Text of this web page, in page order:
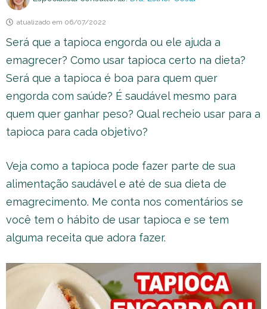
atualizado em 06/07/2022
Será que a tapioca engorda ou ele ajuda a
emagrecer? Como usar tapioca certo na dieta?
Será que a tapioca é boa para quem quer
engorda com saúde? É saudável mesmo para
quem quer ganhar peso? Qual recheio usar para a
tapioca para cada objetivo?
Veja como a tapioca pode fazer parte de sua
alimentação saudável e até de sua dieta de
emagrecimento. Me conta nos comentários se
você tem o hábito de usar tapioca e se tem
alguma receita que adora fazer.